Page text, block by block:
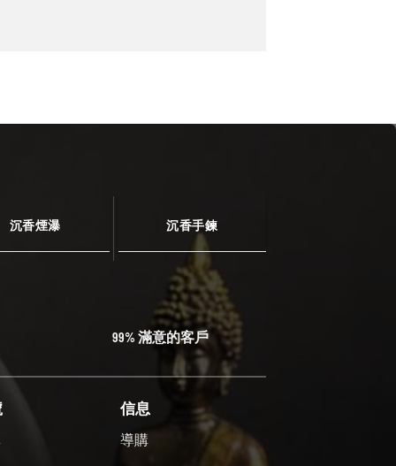
沉香煙瀑 沉香手鍊
99% 滿意的客戶
信息
導購